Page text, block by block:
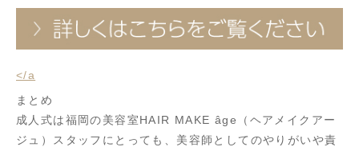
</a
まとめ
成人式は福岡の美容室HAIR MAKE âge（ヘアメイクアー
ジュ）スタッフにとっても、美容師としてのやりがいや責